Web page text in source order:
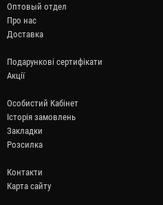
Оптовый отдел
Про нас
Доставка
Подарункові сертифікати
Акції
Особистий Кабінет
Історія замовлень
Закладки
Розсилка
Контакти
Карта сайту